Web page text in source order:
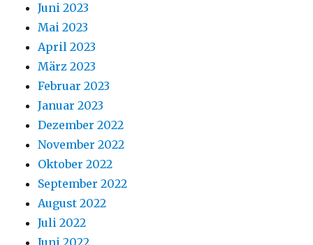
Juni 2023
Mai 2023
April 2023
März 2023
Februar 2023
Januar 2023
Dezember 2022
November 2022
Oktober 2022
September 2022
August 2022
Juli 2022